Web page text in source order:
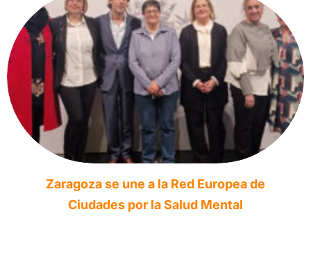
Zaragoza se une a la Red Europea de
Ciudades por la Salud Mental